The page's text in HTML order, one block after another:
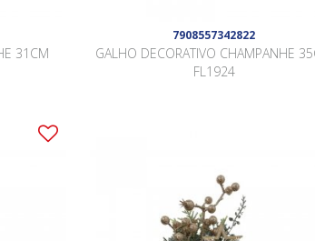
31CM
7908557342822
GALHO DECORATIVO CHAMPANHE
FL1924